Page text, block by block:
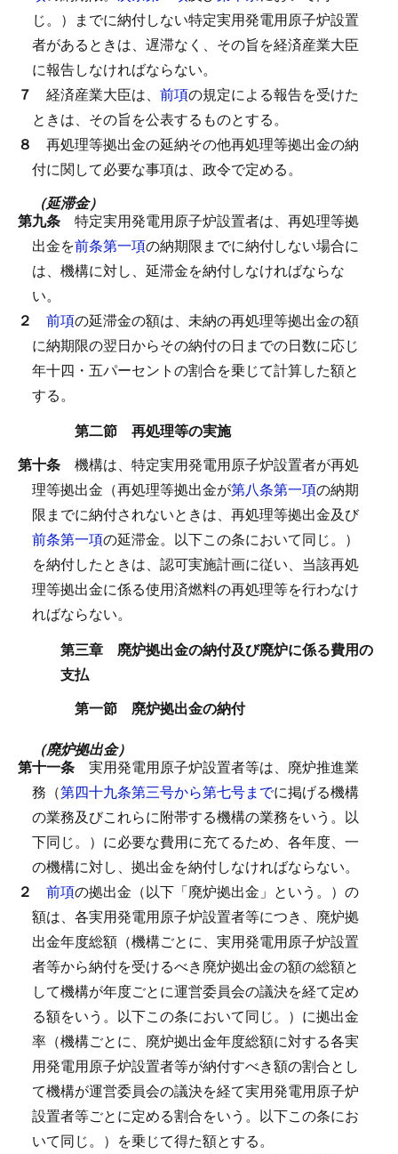
じ。）までに納付しない特定実用発電用原子炉設置
者があるときは、遅滞なく、その旨を経済産業大臣
に報告しなければならない。
７ 経済産業大臣は、 前項の規定による報告を受けた
ときは、その旨を公表するものとする。
８ 再処理等拠出金の延納その他再処理等拠出金の納
付に関して必要な事項は、政令で定める。
（延滞金）
第九条 特定実用発電用原子炉設置者は、再処理等拠
出金を前条第一項の納期限までに納付しない場合に
は、機構に対し、延滞金を納付しなければならな
い。
２ 前項の延滞金の額は、未納の再処理等拠出金の額
に納期限の翌日からその納付の日までの日数に応じ
年十四・五パーセントの割合を乗じて計算した額と
する。
第二節 再処理等の実施
第十条 機構は、特定実用発電用原子炉設置者が再処
理等拠出金（再処理等拠出金が第八条第一項の納期
限までに納付されないときは、再処理等拠出金及び
前条第一項の延滞金。以下この条において同じ。）
を納付したときは、認可実施計画に従い、当該再処
理等拠出金に係る使用済燃料の再処理等を行わなけ
ればならない。
第三章 廃炉拠出金の納付及び廃炉に係る費用の
支払
第一節 廃炉拠出金の納付
（廃炉拠出金）
第十一条 実用発電用原子炉設置者等は、廃炉推進業
務（第四十九条第三号から第七号までに掲げる機構
の業務及びこれらに附帯する機構の業務をいう。以
下同じ。）に必要な費用に充てるため、各年度、一
の機構に対し、拠出金を納付しなければならない。
２ 前項の拠出金（以下「廃炉拠出金」という。）の
額は、各実用発電用原子炉設置者等につき、廃炉拠
出金年度総額（機構ごとに、実用発電用原子炉設置
者等から納付を受けるべき廃炉拠出金の額の総額と
して機構が年度ごとに運営委員会の議決を経て定め
る額をいう。以下この条において同じ。）に拠出金
率（機構ごとに、廃炉拠出金年度総額に対する各実
用発電用原子炉設置者等が納付すべき額の割合とし
て機構が運営委員会の議決を経て実用発電用原子炉
設置者等ごとに定める割合をいう。以下この条にお
いて同じ。）を乗じて得た額とする。